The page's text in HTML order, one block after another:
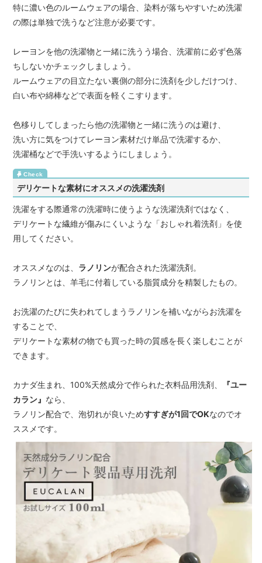
特に濃い色のルームウェアの場合、染料が落ちやすいため洗濯
の際は単独で洗うなど注意が必要です。
レーヨンを他の洗濯物と一緒に洗うう場合、洗濯前に必ず色落
ちしないかチェックしましょう。
ルームウェアの目立たない裏側の部分に洗剤を少しだけつけ、
白い布や綿棒などで表面を軽くこすります。
色移りしてしまったら他の洗濯物と一緒に洗うのは避け、
洗い方に気をつけてレーヨン素材だけ単品で洗濯するか、
洗濯桶などで手洗いするようにしましょう。
デリケートな素材にオススメの洗濯洗剤
洗濯をする際通常の洗濯時に使うような洗濯洗剤ではなく、
デリケートな繊維が傷みにくいような「おしゃれ着洗剤」を使
用してください。
オススメなのは、 ラノリンが配合された洗濯洗剤。
ラノリンとは、羊毛に付着している脂質成分を精製したもの。
お洗濯のたびに失われてしまうラノリンを補いながらお洗濯を
することで、
デリケートな素材の物でも買った時の質感を長く楽しむことが
できます。
カナダ生まれ、100%天然成分で作られた衣料品用洗剤、
『ユー
カラン』 なら、
ラノリン配合で、泡切れが良いためすすぎが1回でOKなのでオ
ススメです。